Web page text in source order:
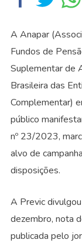
A Anapar
Fundos de
Suplementar de
Brasileira das
Complementar)
público
nº 23/2023,
alvo de
disposições.
A Previc
dezembro, nota
publicada pelo